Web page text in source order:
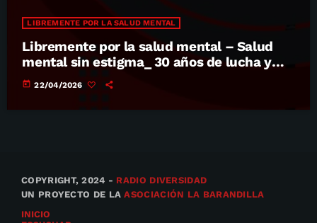
LIBREMENTE POR LA SALUD MENTAL
Libremente por la salud mental – Salud
mental sin estigma_ 30 años de lucha y
radio social
today 22/04/2026
COPYRIGHT, 2024 - RADIO DIVERSIDAD
UN PROYECTO DE LAASOCIACIÓN LA BARANDILLA
INICIO